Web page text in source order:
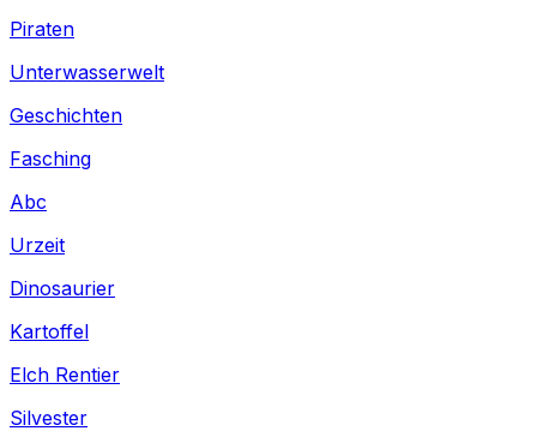
Piraten
Unterwasserwelt
Geschichten
Fasching
Abc
Urzeit
Dinosaurier
Kartoffel
Elch Rentier
Silvester